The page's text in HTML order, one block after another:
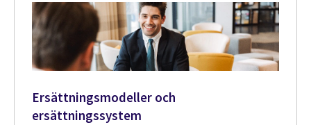
Ersättningsmodeller och
ersättningssystem